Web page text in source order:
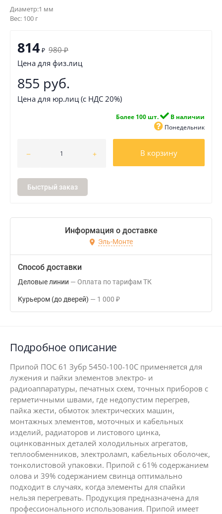
Диаметр:1 мм
Вес: 100 г
814 ₽ 980 ₽
Цена для физ.лиц
855 руб.
Цена для юр.лиц (с НДС 20%)
Более 100 шт.
В наличии
Понедельник
В корзину
Быстрый заказ
Информация о доставке
Эль-Монте
Способ доставки
Деловые линии Оплата по тарифам ТК
Курьером (до дверей) 1 000 ₽
Подробное описание
Припой ПОС 61 Зубр 5450-100-10C применяется для
лужения и пайки элементов электро- и
радиоаппаратуры, печатных схем, точных приборов с
герметичными швами, где недопустим перегрев,
пайка жести, обмоток электрических машин,
монтажных элементов, моточных и кабельных
изделий, радиаторов и листового цинка,
оцинкованных деталей холодильных агрегатов,
теплообменников, электроламп, кабельных оболочек,
тонколистовой упаковки. Припой с 61% содержанием
олова и 39% содержанием свинца оптимально
подходит в случаях, когда элементы для спайки
нельзя перегревать. Продукция предназначена для
профессионального использования. Припой имеет